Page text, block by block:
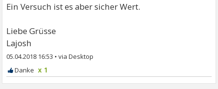
Ein Versuch ist es aber sicher Wert.
Liebe Grüsse
Lajosh
05.04.2018 16:53 •
x 1